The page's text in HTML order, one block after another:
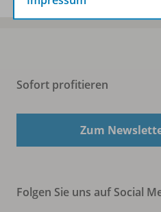
Sofort profitieren
Zum
Folgen Sie uns auf Social